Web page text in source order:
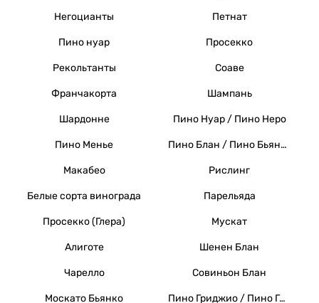
Негоцианты Петнат
Пино нуар Просекко
Рекольтанты Соаве
Франчакорта Шампань
Шардонне Пино Нуар / Пино Неро
Пино Менье Пино Блан / Пино Бьянко / Вайссер Бургундер
Макабео Рислинг
Белые сорта винограда Парельяда
Просекко (Глера) Мускат
Алиготе Шенен Блан
Чарелло Совиньон Блан
Москато Бьянко Пино Гриджио / Пино Гри